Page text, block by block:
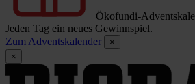
Ökofundi-
Jeden Tag ein neues Gewinnspiel.
Zum Adventskalender
×
×